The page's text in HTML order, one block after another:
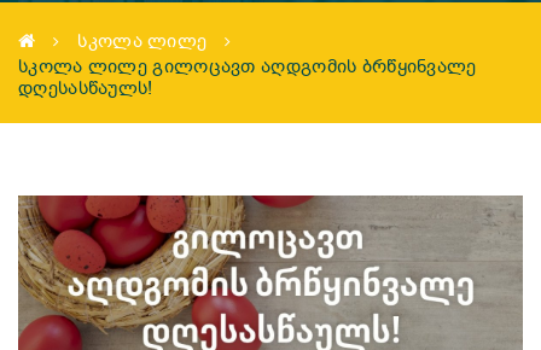
ᲡᲙᲝᲚᲐ ᲚᲘᲚᲔ
ᲡᲙᲝᲚᲐ ᲚᲘᲚᲔ ᲒᲘᲚᲝᲪᲐᲕᲗ ᲐᲦᲓᲒᲝᲛᲘᲡ ᲑᲠᲬᲧᲘᲜᲕᲐᲚᲔ
ᲓᲦᲔᲡᲐᲡᲬᲐᲣᲚᲡ!